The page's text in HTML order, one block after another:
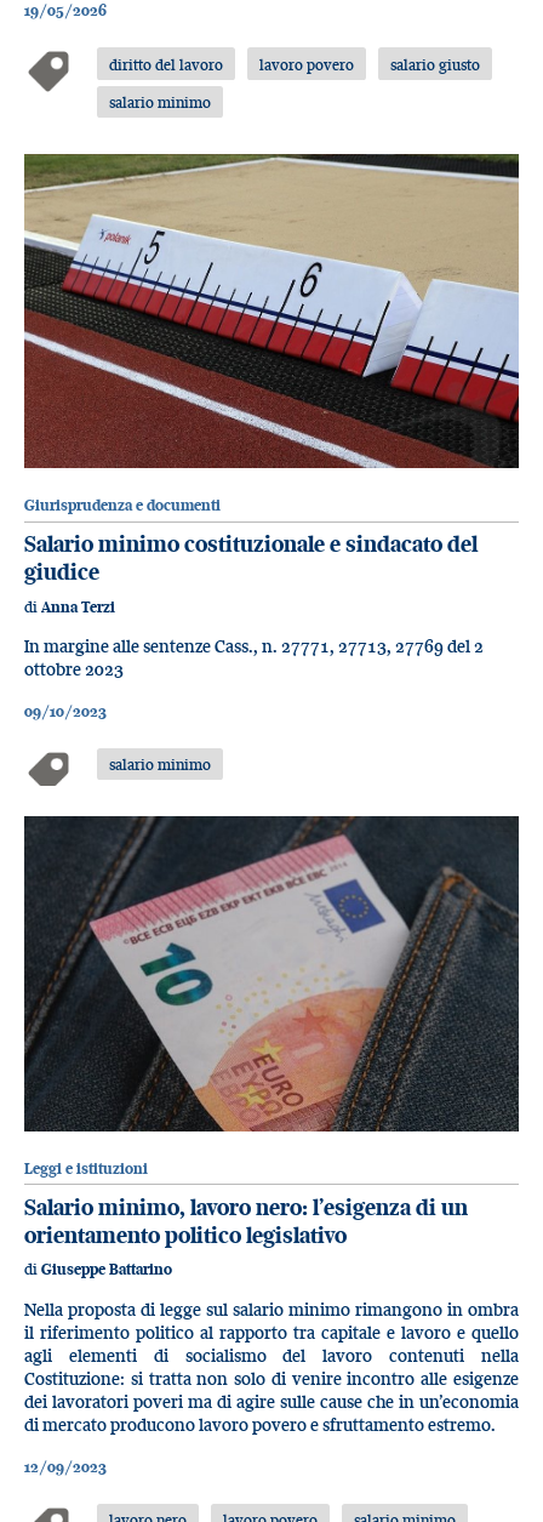
19/05/2026
diritto del lavoro lavoro povero
salario giusto
salario minimo
Giurisprudenza e documenti
Salario minimo costituzionale e sindacato del
giudice
di Anna Terzi
In margine alle sentenze Cass., n. 27771, 27713, 27769 del 2
ottobre 2023
09/10/2023
salario minimo
Leggi e istituzioni
Salario minimo, lavoro nero: l’esigenza di un
orientamento politico legislativo
di Giuseppe Battarino
Nella proposta di legge sul salario minimo rimangono in ombra
il riferimento politico al rapporto tra capitale e lavoro e quello
agli elementi di socialismo del lavoro contenuti nella
Costituzione: si tratta non solo di venire incontro alle esigenze
dei lavoratori poveri ma di agire sulle cause che in un’economia
di mercato producono lavoro povero e sfruttamento estremo.
12/09/2023